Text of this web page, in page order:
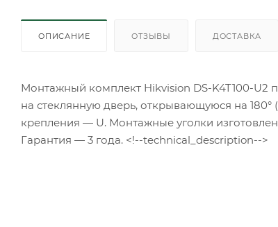
ОПИСАНИЕ ОТЗЫВЫ ДОСТАВКА
Монтажный комплект Hikvision DS-K4T100-U2
на стеклянную дверь, открывающуюся на
крепления — U. Монтажные уголки
Гарантия — 3 года. <!--technical_description-->